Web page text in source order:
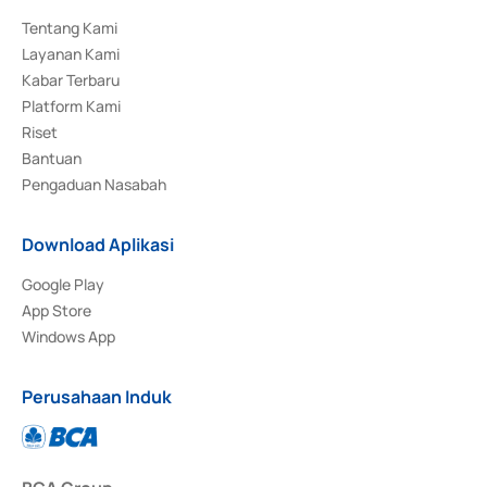
Tentang Kami
Layanan Kami
Kabar Terbaru
Platform Kami
Riset
Bantuan
Pengaduan Nasabah
Download Aplikasi
Google Play
App Store
Windows App
Perusahaan Induk